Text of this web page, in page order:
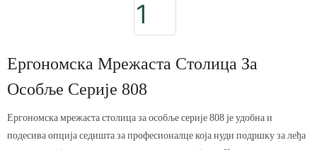
Ергономска Мрежаста Столица За
Особље Серије 808
Ергономска мрежаста столица за особље серије 808 је удобна и
подесива опција седишта за професионалце која нуди подршку за леђа